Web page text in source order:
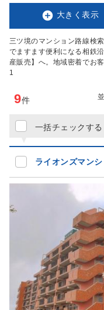
 大きく表示
三ツ境のマンション路線検
でますます便利になる相鉄
産販売】へ。地域密着でお
1
一括チェックする
9件
ライオンズマン